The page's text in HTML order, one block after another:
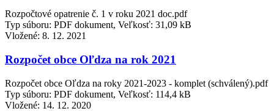
Rozpočtové opatrenie č. 1 v roku 2021 doc.pdf
Typ súboru: PDF dokument, Veľkosť: 31,09 kB
Vložené: 8. 12. 2021
Rozpočet obce Oľdza na rok 2021
Rozpočet obce Oľdza na roky 2021-2023 - komplet (schválený).pdf
Typ súboru: PDF dokument, Veľkosť: 114,4 kB
Vložené: 14. 12. 2020